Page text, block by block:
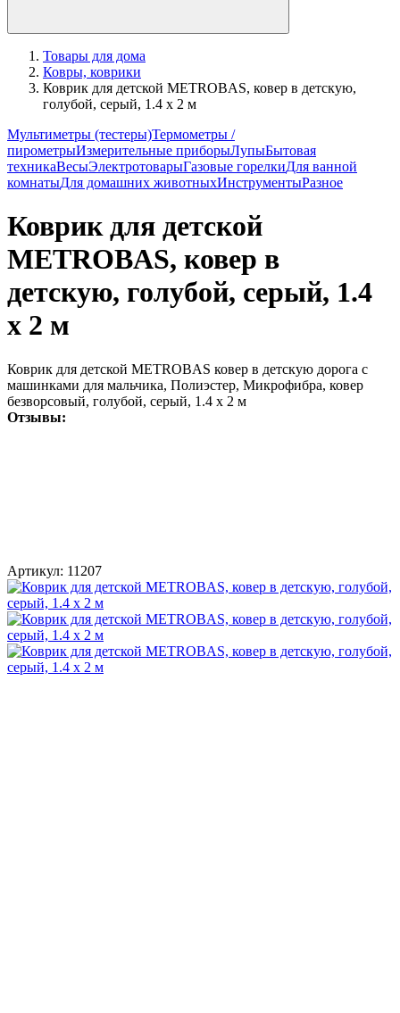
Товары для дома
Ковры, коврики
Коврик для детской METROBAS, ковер в детскую,
голубой, серый, 1.4 x 2 м
Мультиметры (тестеры)Термометры /
пирометрыИзмерительные приборыЛупыБытовая
техникаВесыЭлектротоварыГазовые горелкиДля ванной
комнатыДля домашних животныхИнструментыРазное
Коврик для детской
METROBAS, ковер в
детскую, голубой, серый, 1.4
x 2 м
Коврик для детской METROBAS ковер в детскую дорога с
машинками для мальчика, Полиэстер, Микрофибра, ковер
безворсовый, голубой, серый, 1.4 x 2 м
Отзывы:
Артикул: 11207